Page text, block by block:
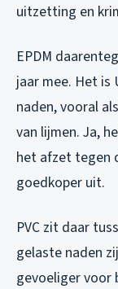
uitzetting en
EPDM
jaar mee. Het is
naden, vooral
van lijmen. Ja,
het afzet tegen
goedkoper uit.
PVC zit daar
gelaste naden
gevoeliger voor